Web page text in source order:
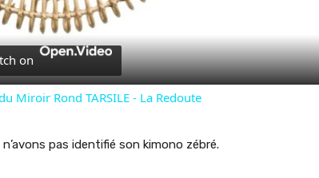
on
Miroir Rond TARSILE - La Redoute
n’avons pas identifié son kimono zébré.